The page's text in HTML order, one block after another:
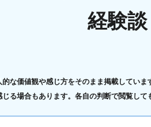
経験談
な価値観や感じ方をそのまま掲載してい
る場合もあります。各自の判断で閲覧して